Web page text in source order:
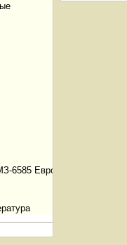
6585 Евро-4